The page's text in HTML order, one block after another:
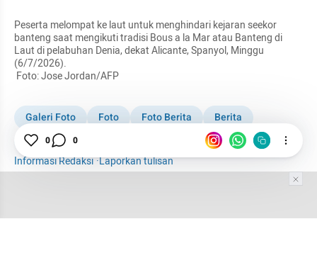
Peserta melompat ke laut untuk menghindari kejaran seekor
banteng saat mengikuti tradisi Bous a la Mar atau Banteng di
Laut di pelabuhan Denia, dekat Alicante, Spanyol, Minggu
(6/7/2026).
Foto: Jose Jordan/AFP
Galeri Foto Foto Foto Berita
Berita
Tradisi
Informasi Redaksi·Laporkan tulisan
0 0